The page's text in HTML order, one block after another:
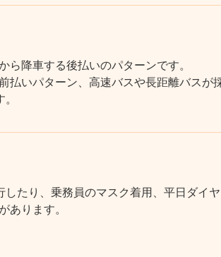
降車する後払いのパターンです。
払いパターン、高速バスや長距離バスが
たり、乗務員のマスク着用、平日ダイ
あります。